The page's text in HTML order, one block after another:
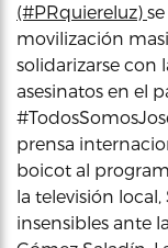
(#PRquiereluz)
movilización
solidarizarse con
asesinatos en el
prensa
boicot al
la televisión local,
insensibles ante